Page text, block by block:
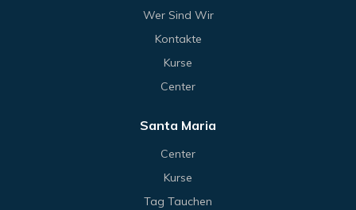
Wer Sind Wir
Kontakte
Kurse
Center
Santa Maria
Center
Kurse
Tag Tauchen